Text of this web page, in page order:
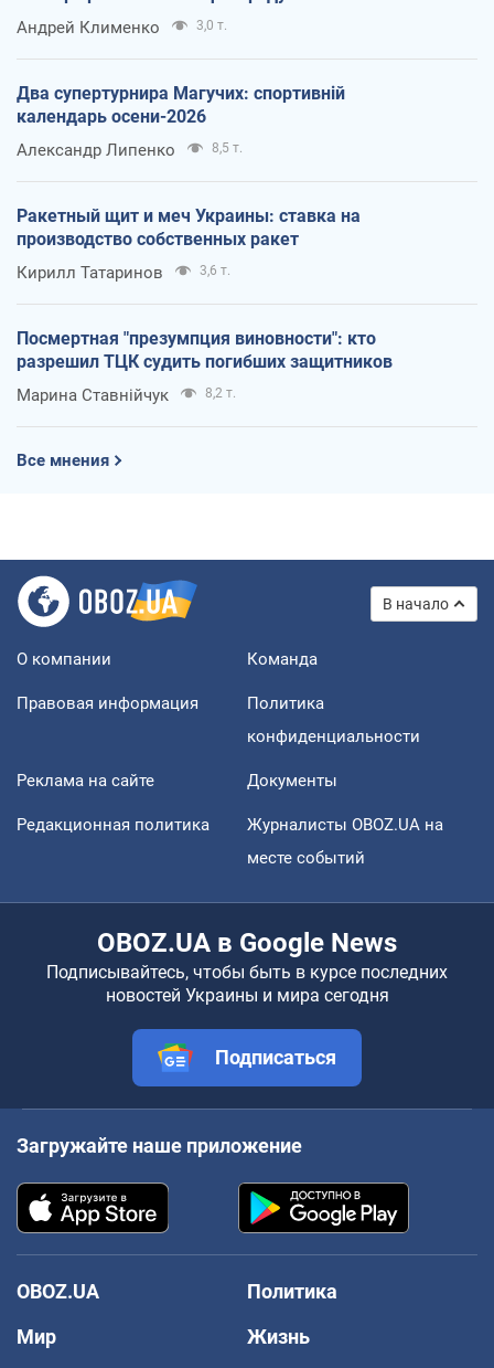
Андрей Клименко 3,0 т.
Два супертурнира Магучих: спортивній
календарь осени-2026
Александр Липенко 8,5 т.
Ракетный щит и меч Украины: ставка на
производство собственных ракет
Кирилл Татаринов 3,6 т.
Посмертная "презумпция виновности": кто
разрешил ТЦК судить погибших защитников
Марина Ставнійчук 8,2 т.
Все мнения
В начало
О компании Команда
Правовая информация
Политика
конфиденциальности
Реклама на сайте Документы
Редакционная политика
Журналисты OBOZ.UA на
месте событий
OBOZ.UA в Google News
Подписывайтесь, чтобы быть в курсе последних
новостей Украины и мира сегодня
Подписаться
Загружайте наше приложение
OBOZ.UA
Политика
Мир
Жизнь